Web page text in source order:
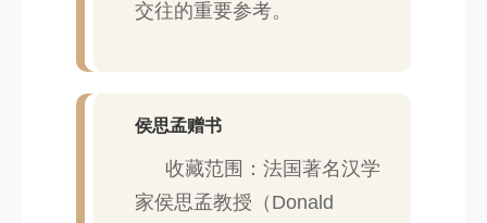
交往的重要参考。
侯思孟赠书
收藏范围：法国著名汉学
家侯思孟教授（Donald